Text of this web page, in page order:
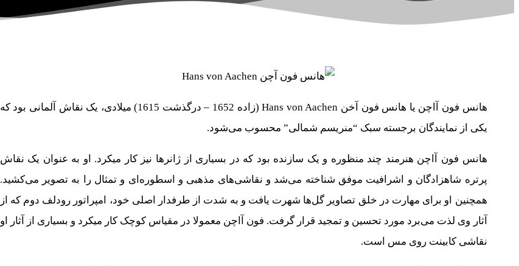
هانس فون آاچن یا هانس فون آخن Hans von Aachen (زاده 1652 – درگذشت 1615) میلادی، یک نقاش آلمانی بود که
یکی از نمایندگان برجسته سبک “منریسم شمالی” محسوب می‌شود.
هانس فون آاچن هنرمند چند منظوره و یک سازنده بود که در بسیاری از ژانرها نیز کار میکرد. او به عنوان یک نقاش
پرتره شاهزادگان و اشرافیت موفق شناخته می‌شد و نقاشی‌های مذهبی و اسطوره‌ای و تمثال را به تصویر می‌کشید.
همچنین او برای مهارت در خلق تصاویر گل‌ها شهرت یافت و به شدت از طرفدار اصلی خود، امپراتور رودلف دوم که از
آثار وی لذت می‌برد مورد تحسین و تمجید قرار گرفت. فون آاچن معمولا در مقیاس کوچک کار میکرد و بسیاری از آثار او
نقاشی کابینت روی مس است.